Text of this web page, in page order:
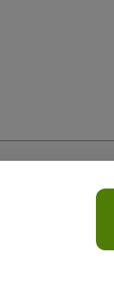
voor mobiel